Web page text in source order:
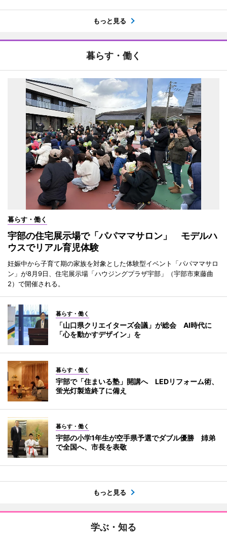
もっと見る
暮らす・働く
暮らす・働く
宇部の住宅展示場で「パパママサロン」 モデルハ
ウスでリアル育児体験
妊娠中から子育て期の家族を対象とした体験型イベント「パパママサロ
ン」が8月9日、住宅展示場「ハウジングプラザ宇部」（宇部市東藤曲
2）で開催される。
暮らす・働く
「山口県クリエイターズ会議」が総会 AI時代に
「心を動かすデザイン」を
暮らす・働く
宇部で「住まいる塾」開講へ LEDリフォーム術、
蛍光灯製造終了に備え
暮らす・働く
宇部の小学1年生が空手県予選でダブル優勝 姉弟
で全国へ、市長を表敬
もっと見る
学ぶ・知る